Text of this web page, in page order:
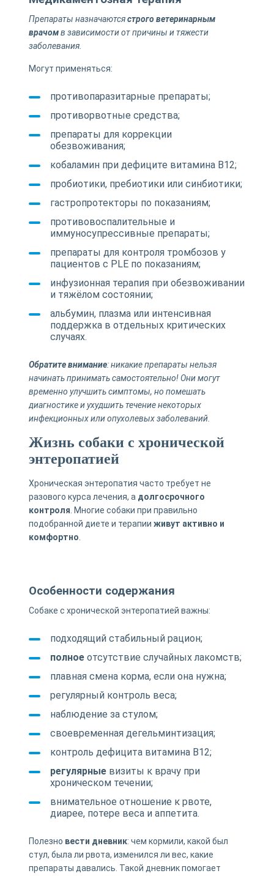
Препараты назначаютсястрого ветеринарным
врачомв зависимости от причины и тяжести
заболевания.
Могут применяться:
противопаразитарные препараты;
противорвотные средства;
препараты для коррекции
обезвоживания;
кобаламин при дефиците витамина B12;
пробиотики, пребиотики или синбиотики;
гастропротекторы по показаниям;
противовоспалительные и
иммуносупрессивные препараты;
препараты для контроля тромбозов у
пациентов с PLE по показаниям;
инфузионная терапия при обезвоживании
и тяжёлом состоянии;
альбумин, плазма или интенсивная
поддержка в отдельных критических
случаях.
Обратите внимание: никакие препараты нельзя
начинать принимать самостоятельно! Они могут
временно улучшить симптомы, но помешать
диагностике и ухудшить течение некоторых
инфекционных или опухолевых заболеваний.
Жизнь собаки с хронической
энтеропатией
Хроническая энтеропатия часто требует не
разового курса лечения, а долгосрочного
контроля . Многие собаки при правильно
подобранной диете и терапии живут активно и
комфортно
Особенности содержания
Собаке с хронической энтеропатией важны:
подходящий стабильный рацион;
полноеотсутствие случайных лакомств;
плавная смена корма, если она нужна;
регулярный контроль веса;
наблюдение за стулом;
своевременная дегельминтизация;
контроль дефицита витамина B12;
регулярныевизиты к врачу при
хроническом течении;
внимательное отношение к рвоте,
диарее, потере веса и аппетита.
Полезно вести дневник: чем кормили, какой был
стул, была ли рвота, изменился ли вес, какие
препараты давались. Такой дневник помогает